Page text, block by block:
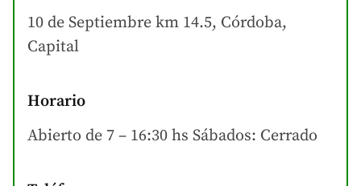
10 de Septiembre km 14.5, Córdoba,
Capital
Horario
Abierto de 7 – 16:30 hs Sábados: Cerrado